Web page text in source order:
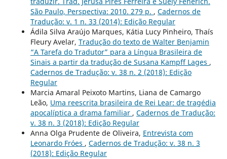
São Paulo, Perspectiva: 2010. 279 p. , Cadernos de
Tradução: v. 1 n. 33 (2014): Edição Regular
Ádila Silva Araújo Marques, Kátia Lucy Pinheiro, Thaís
Fleury Avelar, Tradução do texto de Walter Benjamin
“A Tarefa do Tradutor” para a Língua Brasileira de
Sinais a partir da tradução de Susana Kampff Lages ,
Cadernos de Tradução: v. 38 n. 2 (2018): Edição
Regular
Marcia Amaral Peixoto Martins, Liana de Camargo
Leão, Uma reescrita brasileira de Rei Lear: de tragédia
apocalíptica a drama familiar , Cadernos de Tradução:
v. 38 n. 3 (2018): Edição Regular
Anna Olga Prudente de Oliveira, Entrevista com
Leonardo Fróes , Cadernos de Tradução: v. 38 n. 3
(2018): Edição Regular